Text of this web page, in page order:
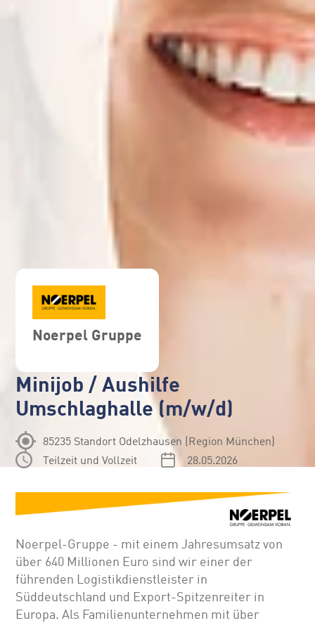
Noerpel Gruppe
Minijob / Aushilfe
Umschlaghalle (m/w/d)
85235 Standort Odelzhausen (Region München)
Teilzeit und Vollzeit
28.05.2026
Noerpel-Gruppe - mit einem Jahresumsatz von
über 640 Millionen Euro sind wir einer der
führenden Logistikdienstleister in
Süddeutschland und Export-Spitzenreiter in
Europa. Als Familienunternehmen mit über